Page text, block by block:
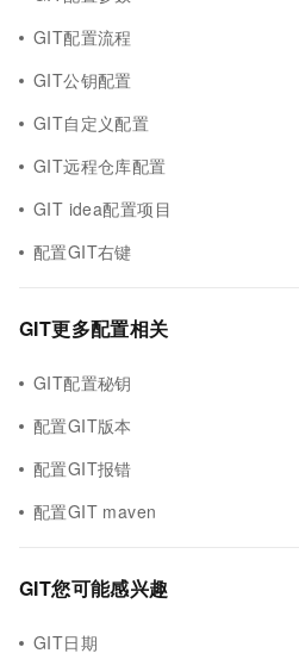
GIT配置流程
GIT公钥配置
GIT自定义配置
GIT远程仓库配置
GIT idea配置项目
配置GIT右键
GIT更多配置相关
GIT配置秘钥
配置GIT版本
配置GIT报错
配置GIT maven
GIT您可能感兴趣
GIT日期